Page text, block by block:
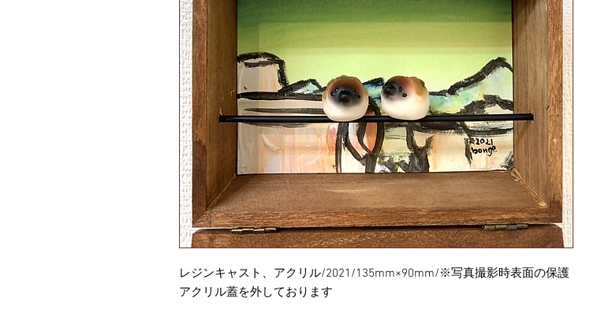
レジンキャスト、アクリル/2021/135mm×90mm/※写真撮影時表面の保護
アクリル蓋を外しております